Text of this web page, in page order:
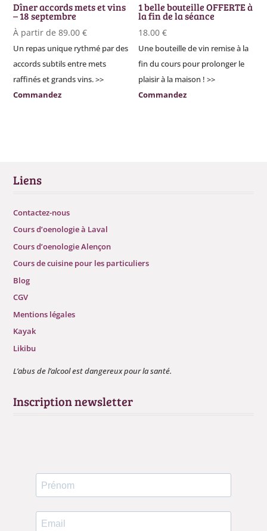
Dîner accords mets et vins
– 18 septembre
À partir de89.00€
Un repas unique rythmé par des
accords subtils entre mets
raffinés et grands vins. >>
Commandez
1 belle bouteille OFFERTE à
la fin de la séance
18.00€
Une bouteille de vin remise à la
fin du cours pour prolonger le
plaisir à la maison ! >>
Commandez
Liens
Contactez-nous
Cours d’oenologie à Laval
Cours d’oenologie Alençon
Cours de cuisine pour les particuliers
Blog
CGV
Mentions légales
Kayak
Likibu
L’abus de l’alcool est dangereux pour la santé.
Inscription newsletter